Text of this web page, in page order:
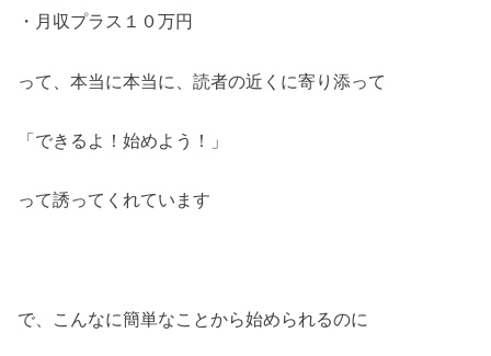
・月収プラス１０万円
って、本当に本当に、読者の近くに寄り添って
「できるよ！始めよう！」
って誘ってくれています
で、こんなに簡単なことから始められるのに